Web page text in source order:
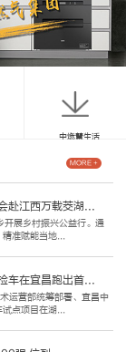
中燃慧生活
江西万载茭湖...
展乡村振兴公益行。通
准赋能当地...
车在宜昌跑出首...
运营部统筹部署、宜昌中
点项目在湖...
MORE +